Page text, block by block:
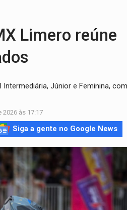
Limero reúne
Júnior e Feminina,
2026 às 17:17
Siga a gente no Google News